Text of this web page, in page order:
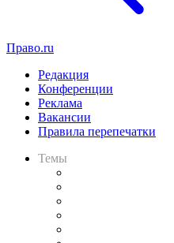
Право.ru
Редакция
Конференции
Реклама
Вакансии
Правила перепечатки
Темы